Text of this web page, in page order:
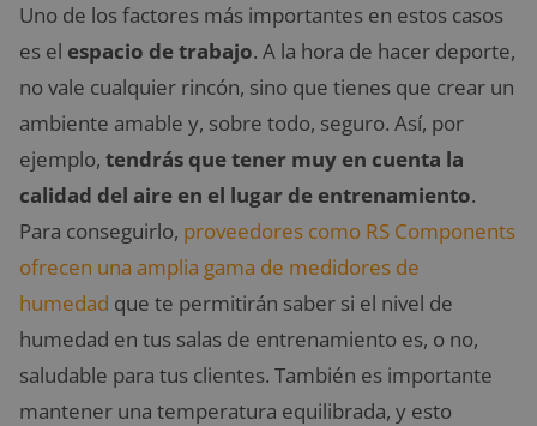
Uno de los factores más importantes en estos casos
es el espacio de trabajo. A la hora de hacer deporte,
no vale cualquier rincón, sino que tienes que crear un
ambiente amable y, sobre todo, seguro. Así, por
ejemplo, tendrás que tener muy en cuenta la
calidad del aire en el lugar de entrenamiento.
Para conseguirlo, proveedores como RS Components
ofrecen una amplia gama de medidores de
humedad que te permitirán saber si el nivel de
humedad en tus salas de entrenamiento es, o no,
saludable para tus clientes. También es importante
mantener una temperatura equilibrada, y esto